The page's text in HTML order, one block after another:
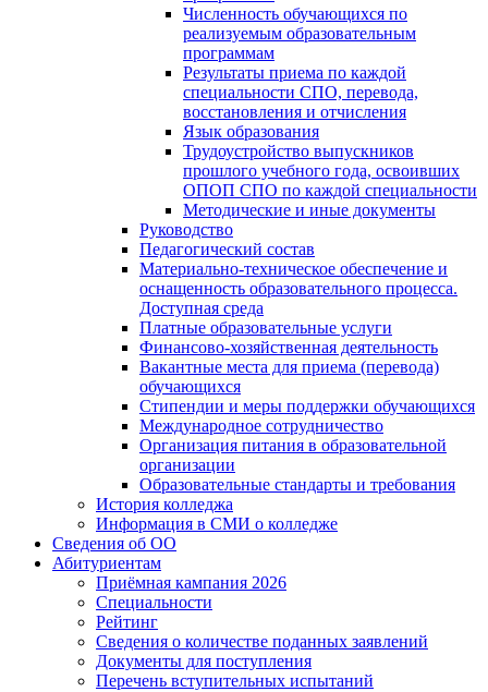
Численность обучающихся по
реализуемым образовательным
программам
Результаты приема по каждой
специальности СПО, перевода,
восстановления и отчисления
Язык образования
Трудоустройство выпускников
прошлого учебного года, освоивших
ОПОП СПО по каждой специальности
Методические и иные документы
Руководство
Педагогический состав
Материально-техническое обеспечение и
оснащенность образовательного процесса.
Доступная среда
Платные образовательные услуги
Финансово-хозяйственная деятельность
Вакантные места для приема (перевода)
обучающихся
Стипендии и меры поддержки обучающихся
Международное сотрудничество
Организация питания в образовательной
организации
Образовательные стандарты и требования
История колледжа
Информация в СМИ о колледже
Сведения об ОО
Абитуриентам
Приёмная кампания 2026
Специальности
Рейтинг
Сведения о количестве поданных заявлений
Документы для поступления
Перечень вступительных испытаний